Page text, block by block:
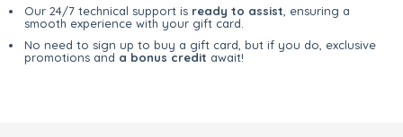
Our 24/7 technical support is ready to assist , ensuring a
smooth experience with your gift card.
No need to sign up to buy a gift card, but if you do, exclusive
promotions and a bonus credit await!